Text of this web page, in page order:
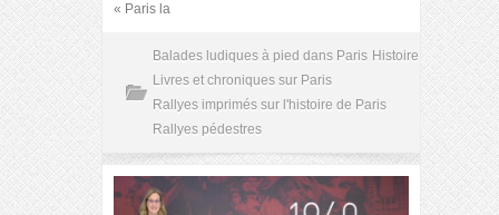
« Paris la
Balades ludiques à pied dans Paris Histoire
Livres et chroniques sur Paris
Rallyes imprimés sur l'histoire de Paris
Rallyes pédestres